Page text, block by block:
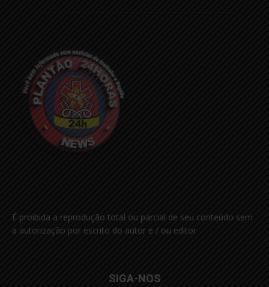
É proibida a reprodução total ou parcial de seu conteúdo sem
a autorização por escrito do autor e / ou editor
SIGA-NOS